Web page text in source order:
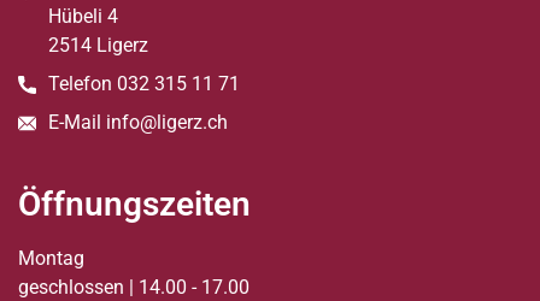
Hübeli 4
2514 Ligerz
Telefon 032 315 11 71
E-Mail info@ligerz.ch
Öffnungszeiten
Montag
geschlossen | 14.00 - 17.00